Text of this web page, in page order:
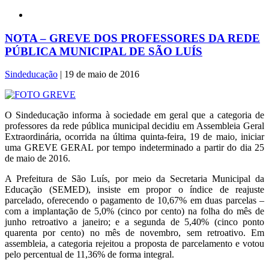
​NOTA – GREVE DOS PROFESSORES DA REDE
PÚBLICA MUNICIPAL DE SÃO LUÍS
Sindeducação | 19 de maio de 2016
O Sindeducação informa à sociedade em geral que a categoria de
professores da rede pública municipal decidiu em Assembleia Geral
Extraordinária, ocorrida na última quinta-feira, 19 de maio, iniciar
uma GREVE GERAL por tempo indeterminado a partir do dia 25
de maio de 2016.
A Prefeitura de São Luís, por meio da Secretaria Municipal da
Educação (SEMED), insiste em propor o índice de reajuste
parcelado, oferecendo o pagamento de 10,67% em duas parcelas –
com a implantação de 5,0% (cinco por cento) na folha do mês de
junho retroativo a janeiro; e a segunda de 5,40% (cinco ponto
quarenta por cento) no mês de novembro, sem retroativo. Em
assembleia, a categoria rejeitou a proposta de parcelamento e votou
pelo percentual de 11,36% de forma integral.